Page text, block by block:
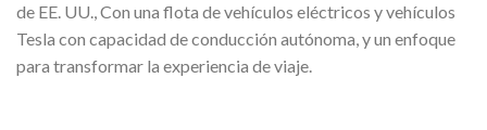
de EE. UU., Con una flota de vehículos eléctricos y vehículos
Tesla con capacidad de conducción autónoma, y un enfoque
para transformar la experiencia de viaje.